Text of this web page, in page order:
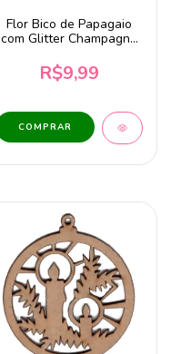
Flor Bico de Papagaio
com Glitter Champagne
R$9,99